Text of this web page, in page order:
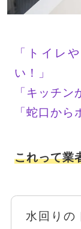
「トイレ
い！」
「キッチン
「蛇口から
これって業
水回りの